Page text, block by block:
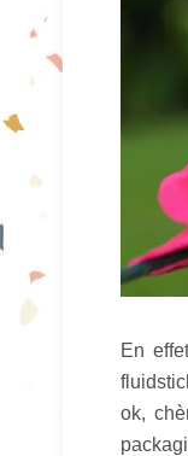
En
ok,